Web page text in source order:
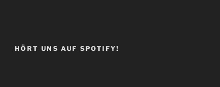
HÖRT UNS AUF SPOTIFY!